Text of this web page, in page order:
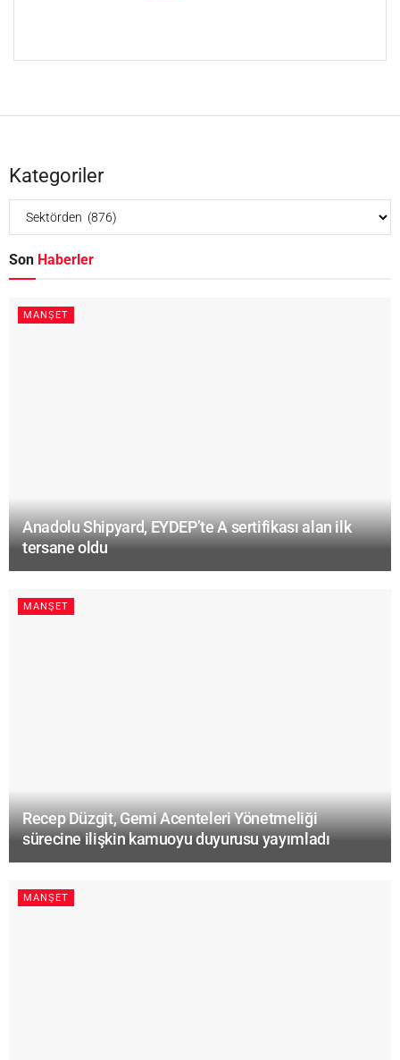
Kategoriler
Son Haberler
MANŞET
Anadolu Shipyard, EYDEP’te A sertifikası alan ilk
tersane oldu
MANŞET
Recep Düzgit, Gemi Acenteleri Yönetmeliği
sürecine ilişkin kamuoyu duyurusu yayımladı
MANŞET